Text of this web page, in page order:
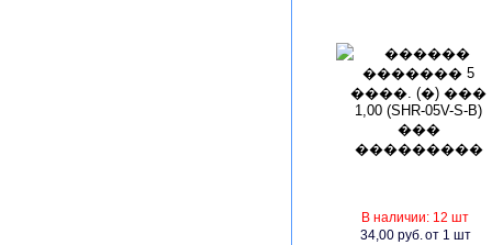
В наличии: 12 шт
34,00 руб.от 1 шт